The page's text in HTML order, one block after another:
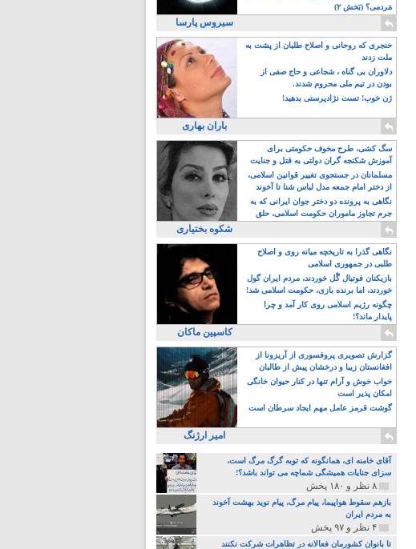
مَردمی؟ (بَخش ۲)
سیروس پارسا
خنجری که روحانی و اصلاح طلبان از پشت به
ملت زدند
دلاوران بی گناه ، شجاعی و حاج صفی از
بودن در تیم ملی محروم شدند.
ژن خوب! تست نژادپرستی بدهید!
باران بهاری
سگ کشی، طرح مخوف حکومتی برای
آموزش شکنجه گران دولتی به قتل و جنایت
بیشتر
مسلمانان در جستجوی تغییر قوانین اسلامی،
از دختر امام جمعه مدل لباس شنا تا آخوند
مسلمان همجنسگرا!
نگاهی به پرونده دو دختر جوان ایرانی که به
جرم تجاوز ماموران حکومت اسلامی، حلق
آویز شدند!
شکوه بختیاری
نگاهی گذرا به تاریخچه میانه روی و اصلاح
طلبی در جمهوری اسلامی
بازیکنان فوتبال گًل خوردند، مردم ایران گول
خوردند، اما برنده بازی، حکومت اسلامی شد!
چگونه رژیم اسلامی روی کار آمد و چرا
پایدار ماند؟!
کاسپین ماکان
گزارش تصویری پروفسوری از آریزونا از
افغانستان زیبا و درخشان پیش از طالبان
خواب خوش و آرام تنها در کنار حیوان خانگی
امکان پذیر است
گوشت قرمز عامل مهم ایجاد سرطان است
امیر ارژنگ
آقای خامنه ای، همانگونه که توبه گرگ مرگ است،
سزای جنایات همیشگی شماچه می تواند باشد؟!
۸ نظر و ۱۸۰ پخش
بازهم سقوط هواپیما، پیام مرگ، پیام نوید بهشت آخوند
به مردم ایران
۴ نظر و ۹۷ پخش
تا بانوان کشورمان فعالانه در تظاهرات شرکت نکنند